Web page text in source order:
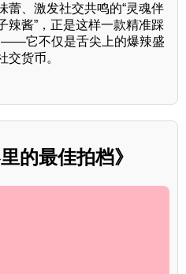
蕾、激发社交共鸣的“灵魂伴
辣酱”，正是这样一款精准踩
——它不仅是舌尖上的爆辣盛
交货币。
的最佳拍档》